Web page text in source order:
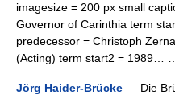
imagesize = 200 px small
Governor of Carinthia term
predecessor = Christoph
(Acting) term start2 = 1989…
Jörg Haider-Brücke — Die